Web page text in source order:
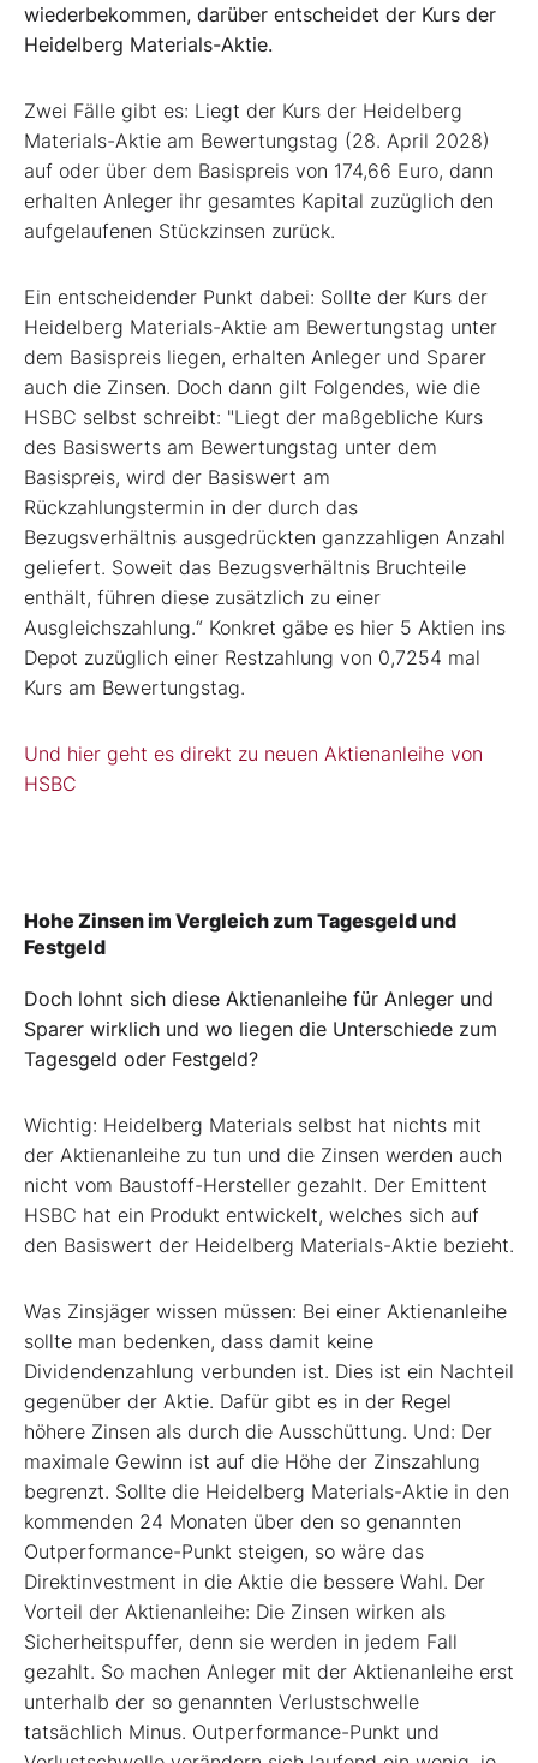
wiederbekommen, darüber entscheidet der Kurs der
Heidelberg Materials-Aktie.
Zwei Fälle gibt es: Liegt der Kurs der Heidelberg
Materials-Aktie am Bewertungstag (28. April 2028)
auf oder über dem Basispreis von 174,66 Euro, dann
erhalten Anleger ihr gesamtes Kapital zuzüglich den
aufgelaufenen Stückzinsen zurück.
Ein entscheidender Punkt dabei: Sollte der Kurs der
Heidelberg Materials-Aktie am Bewertungstag unter
dem Basispreis liegen, erhalten Anleger und Sparer
auch die Zinsen. Doch dann gilt Folgendes, wie die
HSBC selbst schreibt: "Liegt der maßgebliche Kurs
des Basiswerts am Bewertungstag unter dem
Basispreis, wird der Basiswert am
Rückzahlungstermin in der durch das
Bezugsverhältnis ausgedrückten ganzzahligen Anzahl
geliefert. Soweit das Bezugsverhältnis Bruchteile
enthält, führen diese zusätzlich zu einer
Ausgleichszahlung.“ Konkret gäbe es hier 5 Aktien ins
Depot zuzüglich einer Restzahlung von 0,7254 mal
Kurs am Bewertungstag.
Und hier geht es direkt zu neuen Aktienanleihe von
HSBC
Hohe Zinsen im Vergleich zum Tagesgeld und
Festgeld
Doch lohnt sich diese Aktienanleihe für Anleger und
Sparer wirklich und wo liegen die Unterschiede zum
Tagesgeld oder Festgeld?
Wichtig: Heidelberg Materials selbst hat nichts mit
der Aktienanleihe zu tun und die Zinsen werden auch
nicht vom Baustoff-Hersteller gezahlt. Der Emittent
HSBC hat ein Produkt entwickelt, welches sich auf
den Basiswert der Heidelberg Materials-Aktie bezieht.
Was Zinsjäger wissen müssen: Bei einer Aktienanleihe
sollte man bedenken, dass damit keine
Dividendenzahlung verbunden ist. Dies ist ein Nachteil
gegenüber der Aktie. Dafür gibt es in der Regel
höhere Zinsen als durch die Ausschüttung. Und: Der
maximale Gewinn ist auf die Höhe der Zinszahlung
begrenzt. Sollte die Heidelberg Materials-Aktie in den
kommenden 24 Monaten über den so genannten
Outperformance-Punkt steigen, so wäre das
Direktinvestment in die Aktie die bessere Wahl. Der
Vorteil der Aktienanleihe: Die Zinsen wirken als
Sicherheitspuffer, denn sie werden in jedem Fall
gezahlt. So machen Anleger mit der Aktienanleihe erst
unterhalb der so genannten Verlustschwelle
tatsächlich Minus. Outperformance-Punkt und